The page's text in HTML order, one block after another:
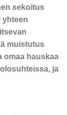
sekoitus
yhteen
muistutus
omaa hauskaa
ja